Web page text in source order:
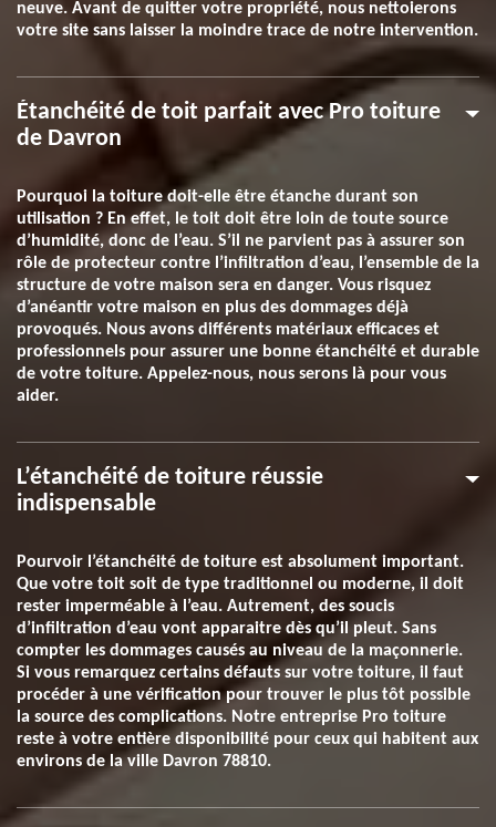
neuve. Avant de quitter votre propriété, nous nettoierons
votre site sans laisser la moindre trace de notre intervention.
Étanchéité de toit parfait avec Pro toiture
de Davron
Pourquoi la toiture doit-elle être étanche durant son
utilisation ? En effet, le toit doit être loin de toute source
d’humidité, donc de l’eau. S’il ne parvient pas à assurer son
rôle de protecteur contre l’infiltration d’eau, l’ensemble de la
structure de votre maison sera en danger. Vous risquez
d’anéantir votre maison en plus des dommages déjà
provoqués. Nous avons différents matériaux efficaces et
professionnels pour assurer une bonne étanchéité et durable
de votre toiture. Appelez-nous, nous serons là pour vous
aider.
L’étanchéité de toiture réussie
indispensable
Pourvoir l’étanchéité de toiture est absolument important.
Que votre toit soit de type traditionnel ou moderne, il doit
rester imperméable à l’eau. Autrement, des soucis
d’infiltration d’eau vont apparaitre dès qu’il pleut. Sans
compter les dommages causés au niveau de la maçonnerie.
Si vous remarquez certains défauts sur votre toiture, il faut
procéder à une vérification pour trouver le plus tôt possible
la source des complications. Notre entreprise Pro toiture
reste à votre entière disponibilité pour ceux qui habitent aux
environs de la ville Davron 78810.